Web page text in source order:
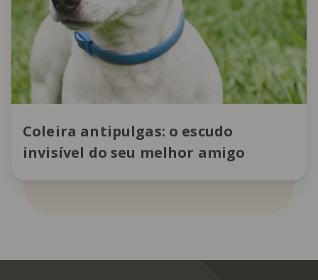
Coleira antipulgas: o escudo
invisível do seu melhor amigo